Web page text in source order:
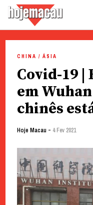
content
CHINA / ÁSIA
Covid-19 |
em
chinês
Hoje Macau - 4 Fev 2021